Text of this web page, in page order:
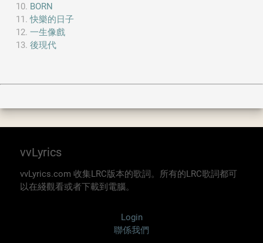
BORN
快樂的日子
一生像戲
後現代
vvLyrics
vvLyrics.com 收集LRC版本的歌詞。所有的LRC歌詞都可
以在綫觀看或者下載到電腦。
Login
聯係我們